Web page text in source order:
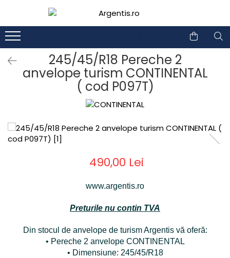
245/45/R18 Pereche 2
anvelope turism CONTINENTAL
( cod P097T)
490,00 Lei
www.argentis.ro
Preturile nu contin TVA
Din stocul de anvelope de turism Argentis vă oferă:
• Pereche 2 anvelope CONTINENTAL
• Dimensiune: 245/45/R18